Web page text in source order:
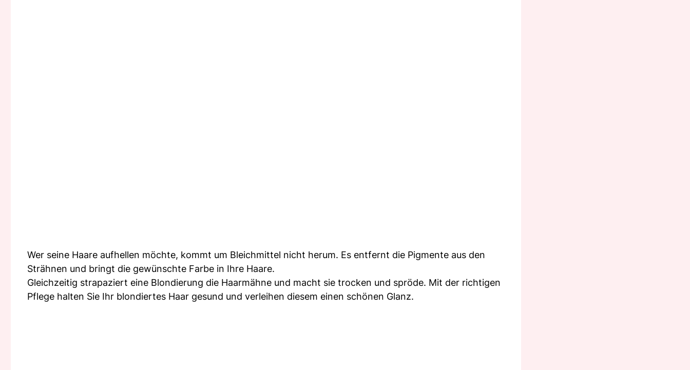
Wer seine Haare aufhellen möchte, kommt um Bleichmittel nicht herum. Es entfernt die Pigmente aus den
Strähnen und bringt die gewünschte Farbe in Ihre Haare.
Gleichzeitig strapaziert eine Blondierung die Haarmähne und macht sie trocken und spröde. Mit der richtigen
Pflege halten Sie Ihr blondiertes Haar gesund und verleihen diesem einen schönen Glanz.